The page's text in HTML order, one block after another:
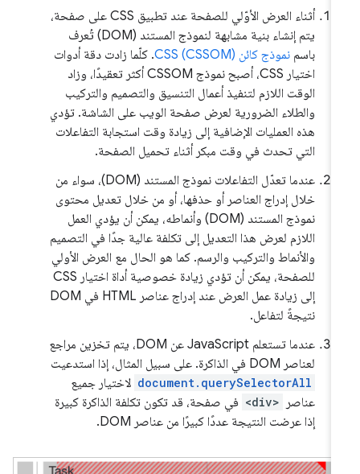
أثناء العرض الأوّلي للصفحة عند تطبيق CSS على صفحة،
يتم إنشاء بنية مشابهة لنموذج المستند (DOM) تُعرف
باسمنموذج كائن CSS (CSSOM)
. كلّما زادت دقة أدوات
اختيار CSS، أصبح نموذج CSSOM أكثر تعقيدًا، وزاد
الوقت اللازم لتنفيذ أعمال التنسيق والتصميم والتركيب
والطلاء الضرورية لعرض صفحة الويب على الشاشة. تؤدي
هذه العمليات الإضافية إلى زيادة وقت استجابة التفاعلات
التي تحدث في وقت مبكر أثناء تحميل الصفحة.
عندما تعدّل التفاعلات نموذج المستند (DOM)، سواء من
خلال إدراج العناصر أو حذفها، أو من خلال تعديل محتوى
نموذج المستند (DOM) وأنماطه، يمكن أن يؤدي العمل
اللازم لعرض هذا التعديل إلى تكلفة عالية جدًا في التصميم
والأنماط والتركيب والرسم. كما هو الحال مع العرض الأولي
للصفحة، يمكن أن تؤدي زيادة خصوصية أداة اختيار CSS
إلى زيادة عمل العرض عند إدراج عناصر HTML في DOM
نتيجةً لتفاعل.
عندما تستعلم JavaScript عن DOM، يتم تخزين مراجع
لعناصر DOM في الذاكرة. على سبيل المثال، إذا استدعيت
document.querySelectorAll لاختيار جميع
عناصر <div> في صفحة، قد تكون تكلفة الذاكرة كبيرة
إذا عرضت النتيجة عددًا كبيرًا من عناصر DOM.